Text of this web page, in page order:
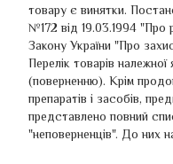
товару є винятки.
№172 від 19.03.1994 "Про
Закону України "Про
Перелік товарів належної
(поверненню). Крім
препаратів і засобів,
представлено повний
"неповерненців". До них